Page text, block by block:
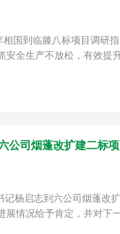
国到临滕八标项目调研
全生产不放松，有效提
公司烟蓬改扩建二标
杨启志到六公司烟蓬改
情况给予肯定，并对下